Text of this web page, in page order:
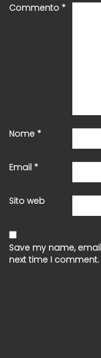
Commento *
Nome *
Email *
Sito web
Save my name,
next time I comment.